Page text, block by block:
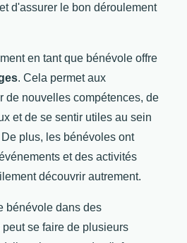
d'assurer le bon déroulement
en tant que bénévole offre
. Cela permet aux
de nouvelles compétences, de
et de se sentir utiles au sein
plus, les bénévoles ont
et des activités
découvrir autrement.
bénévole dans des
se faire de plusieurs